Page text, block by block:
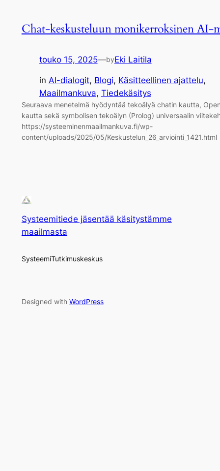
Chat-keskusteluun monikerroksinen AI-
touko 15, 2025—byEki Laitila
in AI-dialogit, Blogi, Käsitteellinen ajattelu
Maailmankuva, Tiedekäsitys
Seuraava menetelmä hyödyntää tekoälyä chatin kautta,
kautta sekä symbolisen tekoälyn (Prolog) universaalin
https://systeeminenmaailmankuva.fi/wp-
content/uploads/2025/05/Keskustelun_26_arviointi_1421.html
Systeemitiede jäsentää käsitystämme
maailmasta
SysteemiTutkimuskeskus
Designed with WordPress